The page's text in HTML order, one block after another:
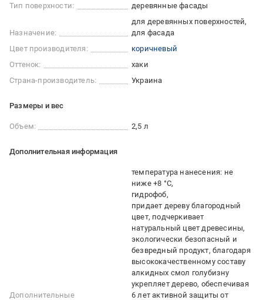
Тип поверхности:
деревянные фасады
Назначение:
для деревянных поверхностей
для фасада
Цвет производителя:
коричневый
Оттенок:
хаки
Страна-производитель:
Украина
Размеры и вес
Объем: 2,5 л
Дополнительная информация
Дополнительные
температура нанесения: не
ниже +8 °С
гидрофоб
придает дереву благородный
цвет, подчеркивает
натуральный цвет древесины
экологически безопасный и
безвредный продукт, благодаря
высококачественному составу
алкидных смол голубизну
укрепляет дерево, обеспечивая
6 лет активной защиты от